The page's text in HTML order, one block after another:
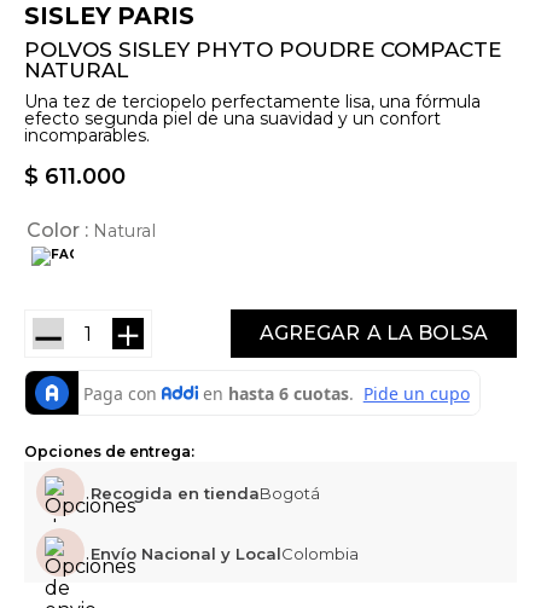
SISLEY PARIS
POLVOS SISLEY PHYTO POUDRE COMPACTE
NATURAL
Una tez de terciopelo perfectamente lisa, una fórmula
efecto segunda piel de una suavidad y un confort
incomparables.
$ 611.000
Color Natural
＋
－ AGREGAR
Opciones de entrega:
Recogida en tiendaBogotá
Envío Nacional y LocalColombia